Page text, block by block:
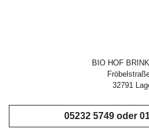
BIO HOF
32791
05232 5749 oder